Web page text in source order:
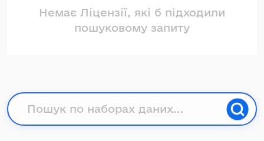
Немає Ліцензії, які б підходили
пошуковому запиту